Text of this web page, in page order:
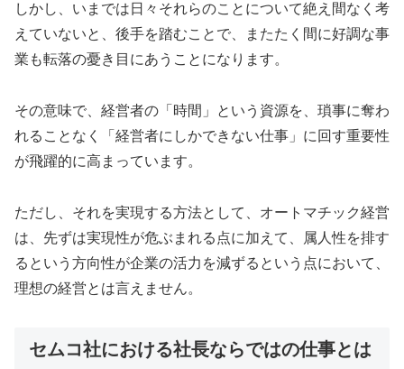
しかし、いまでは日々それらのことについて絶え間なく考
えていないと、後手を踏むことで、またたく間に好調な事
業も転落の憂き目にあうことになります。
その意味で、経営者の「時間」という資源を、瑣事に奪わ
れることなく「経営者にしかできない仕事」に回す重要性
が飛躍的に高まっています。
ただし、それを実現する方法として、オートマチック経営
は、先ずは実現性が危ぶまれる点に加えて、属人性を排す
るという方向性が企業の活力を減ずるという点において、
理想の経営とは言えません。
セムコ社における社長ならではの仕事とは